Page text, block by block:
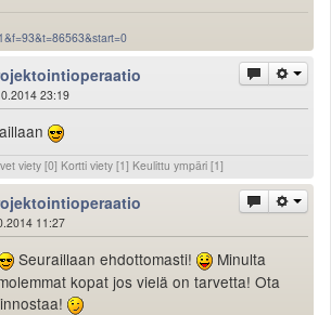
23:19
viety [0] Kortti viety [1] Keulittu ympäri [1]
11:27
Seuraillaan ehdottomasti!
Minulta
kopat jos vielä on tarvetta! Ota